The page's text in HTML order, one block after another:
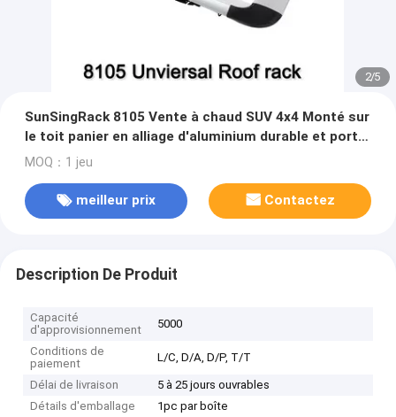
2/5
SunSingRack 8105 Vente à chaud SUV 4x4 Monté sur
le toit panier en alliage d'aluminium durable et porte-
bagages en nylon avec serrure
MOQ：1 jeu
meilleur prix Contactez
Description De Produit
Capacité
d'approvisionnement
5000
Conditions de
paiement
L/C, D/A, D/P, T/T
Délai de livraison
5 à 25 jours ouvrables
Détails d'emballage
1pc par boîte